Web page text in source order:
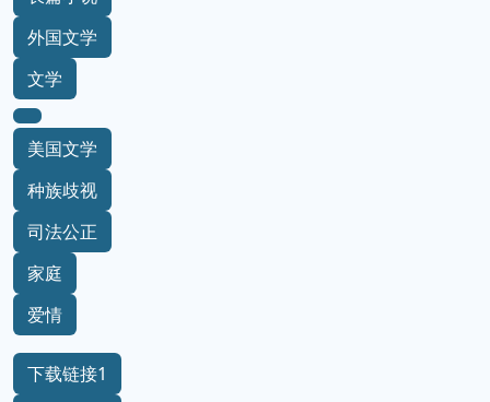
外国文学
文学
美国文学
种族歧视
司法公正
家庭
爱情
下载链接1